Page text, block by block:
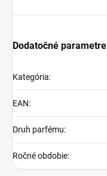
Dodatočné parametre
Kategória:
EAN:
Druh parfému:
Ročné obdobie: